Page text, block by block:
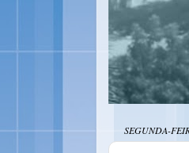
SEGUNDA-